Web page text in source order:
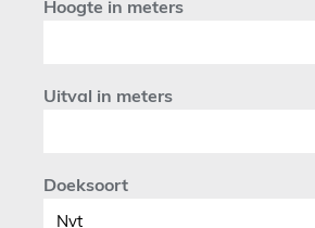
Hoogte in meters
Uitval in meters
Doeksoort